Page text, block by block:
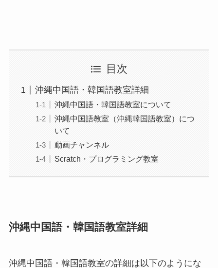
目次
沖縄中国語・韓国語教室詳細
沖縄中国語・韓国語教室について
沖縄中国語教室（沖縄韓国語教室）につ
いて
動画チャンネル
Scratch・プログラミング教室
沖縄中国語・韓国語教室詳細
沖縄中国語・韓国語教室の詳細は以下のようにな